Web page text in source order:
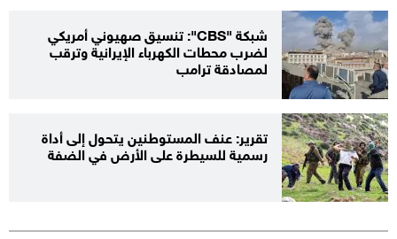
شبكة "CBS": تنسيق صهيوني أمريكي
لضرب محطات الكهرباء الإيرانية وترقب
لمصادقة ترامب
تقرير: عنف المستوطنين يتحول إلى أداة
رسمية للسيطرة على الأرض في الضفة